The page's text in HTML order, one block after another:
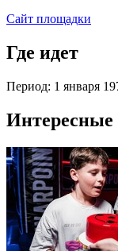
Сайт площадки
Где идет
Период: 1 января
Интересные